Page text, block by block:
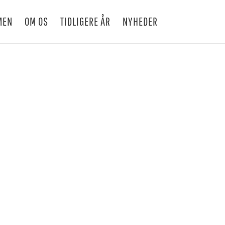
OM OS TIDLIGERE ÅR NYHEDER